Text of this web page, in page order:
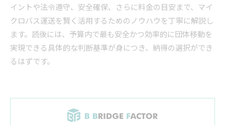
イントや法令遵守、安全確保、さらに料金の目安まで、マイ
クロバス運送を賢く活用するためのノウハウを丁寧に解説し
ます。読後には、予算内で最も安全かつ効率的に団体移動を
実現できる具体的な判断基準が身につき、納得の選択ができ
るはずです。